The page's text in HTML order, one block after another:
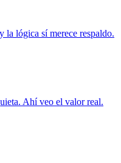
la lógica sí merece respaldo.
Ahí veo el valor real.